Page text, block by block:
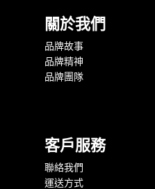
關於我們
品牌故事
品牌精神
品牌團隊
客戶服務
聯絡我們
運送方式